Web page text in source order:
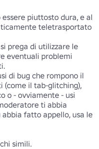
piuttosto dura, e al
teletrasportato
prega di utilizzare le
eventuali problemi
di bug che rompono il
(come il tab-glitching),
o - ovviamente - usi
ti abbia
fatto appello, usa le
simili.